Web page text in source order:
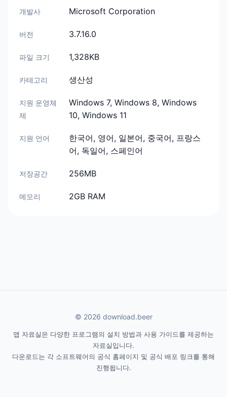
개발사 Microsoft Corporation
버전 3.7.16.0
파일 크기 1,328KB
카테고리 생산성
지원 운영체
제
Windows 7, Windows 8, Windows
10, Windows 11
지원 언어
한국어, 영어, 일본어, 중국어, 프랑스
어, 독일어, 스페인어
저장공간 256MB
메모리 2GB RAM
© 2026 download.beer
앱 자료실은 다양한 프로그램의 설치 방법과 사용 가이드를 제공하는
자료실입니다.
다운로드는 각 소프트웨어의 공식 홈페이지 및 공식 배포 링크를 통해
진행됩니다.